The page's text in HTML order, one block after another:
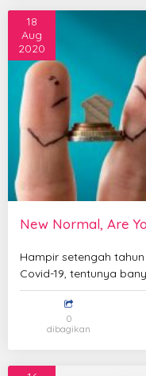
New Normal, Are
18
Aug
2020
Hampir setengah
Covid-19, tentunya
0
dibagikan